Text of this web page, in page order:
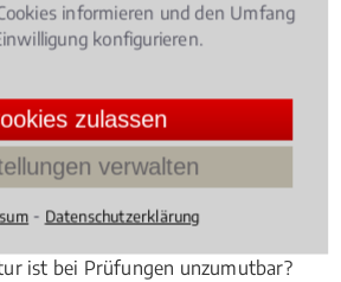
Studium, Prüfungen,
- Rund ums das Studium spielen
Aspekte schon immer eine große
gelten beim BAFöG
ist bei Prüfungen unzumutbar?
informieren und den Umfang
konfigurieren.
zulassen
verwalten
⁃ Datenschutzerklärung